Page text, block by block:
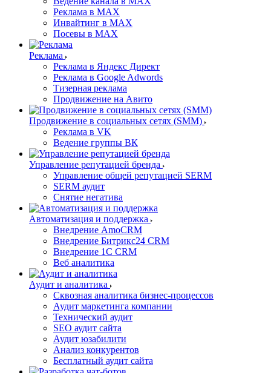
Реклама в MAX
Инвайтинг в MAX
Посевы в MAX
Реклама
Реклама в Яндекс Директ
Реклама в Google Adwords
Тизерная реклама
Продвижение на Авито
Продвижение в социальных сетях (SMM)
Реклама в VK
Ведение группы ВК
Управление репутацией бренда
Управление общей репутацией SERM
SERM аудит
Снятие негатива
Автоматизация и поддержка
Внедрение AmoCRM
Внедрение Битрикс24 CRM
Внедрение 1C CRM
Веб аналитика
Аудит и аналитика
Сквозная аналитика бизнес-процессов
Аудит маркетинга компании
Технический аудит
SEO аудит сайта
Аудит юзабилити
Анализ конкурентов
Бесплатный аудит сайта